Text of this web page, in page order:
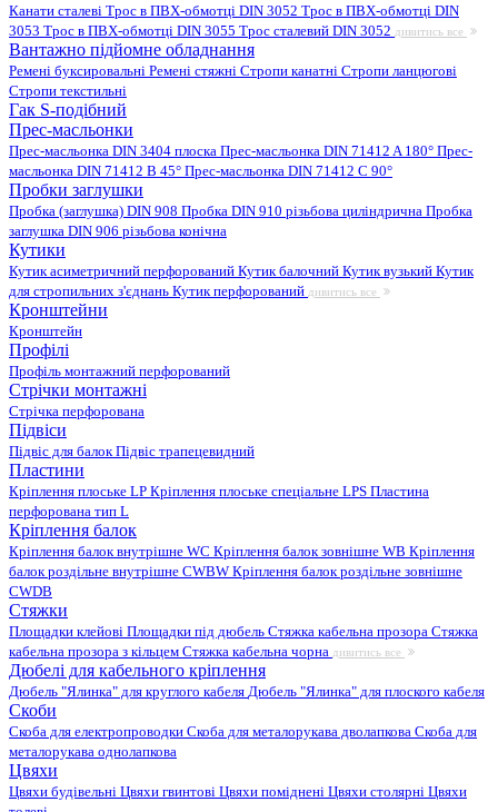
Канати сталеві Трос в ПВХ-обмотці DIN 3052 Трос в ПВХ-обмотці DIN
3053 Трос в ПВХ-обмотці DIN 3055 Трос сталевий DIN 3052 дивитись все
Вантажно підйомне обладнання
Ремені буксировальні Ремені стяжні Стропи канатні Стропи ланцюгові
Стропи текстильні
Гак S-подібний
Прес-масльонки
Прес-масльонка DIN 3404 плоска Прес-масльонка DIN 71412 A 180° Прес-
масльонка DIN 71412 B 45° Прес-масльонка DIN 71412 C 90°
Пробки заглушки
Пробка (заглушка) DIN 908 Пробка DIN 910 різьбова циліндрична Пробка
заглушка DIN 906 різьбова конічна
Кутики
Кутик асиметричний перфорований Кутик балочний Кутик вузький Кутик
для стропильних з'єднань Кутик перфорований дивитись все
Кронштейни
Кронштейн
Профілі
Профіль монтажний перфорований
Стрічки монтажні
Стрічка перфорована
Підвіси
Підвіс для балокПідвіс трапецевидний
Пластини
Кріплення плоське LP Кріплення плоське спеціальне LPS Пластина
перфорована тип L
Кріплення балок
Кріплення балок внутрішне WC Кріплення балок зовнішне WB Кріплення
балок роздільне внутрішне CWBW Кріплення балок роздільне зовнішне
CWDB
Стяжки
Площадки клейові Площадки під дюбель Стяжка кабельна прозора Стяжка
кабельна прозора з кільцем Стяжка кабельна чорна дивитись все
Дюбелі для кабельного кріплення
Дюбель "Ялинка" для круглого кабеля Дюбель "Ялинка" для плоского кабеля
Скоби
Скоба для електропроводки Скоба для металорукава дволапкова Скоба для
металорукава однолапкова
Цвяхи
Цвяхи будівельні Цвяхи гвинтові Цвяхи поміднені Цвяхи столярні Цвяхи